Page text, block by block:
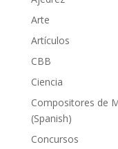
Arte
Artículos
CBB
Ciencia
Compositores de
(Spanish)
Concursos